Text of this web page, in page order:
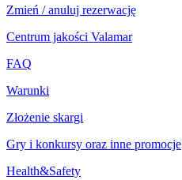
Zmień / anuluj rezerwację
Centrum jakości Valamar
FAQ
Warunki
Złożenie skargi
Gry i konkursy oraz inne promocje
Health&Safety